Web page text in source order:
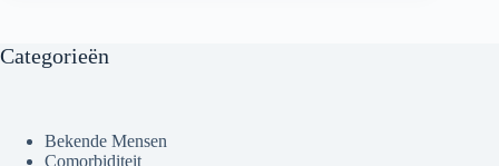
Categorieën
Bekende Mensen
Comorbiditeit